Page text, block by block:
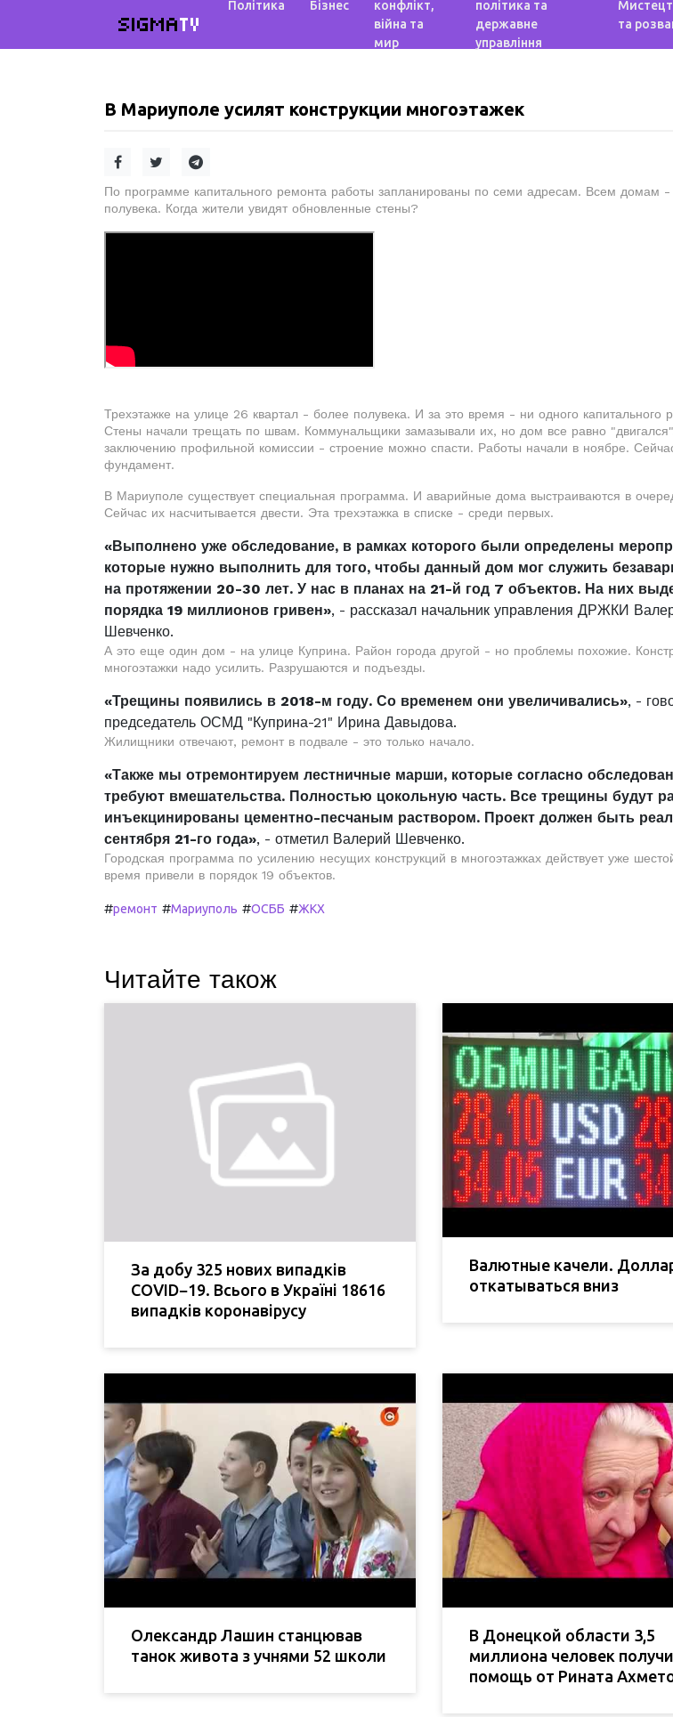
SIGMATV
Політика Бізнес
конфлікт,
війна та
мир
політика та
державне
управління
та
В Мариуполе усилят конструкции многоэтажек
По программе капитального ремонта работы запланированы по семи адресам. Всем домам -
полувека. Когда жители увидят обновленные стены?
Трехэтажке на улице 26 квартал - более полувека. И за это время - ни одного капитального
Стены начали трещать по швам. Коммунальщики замазывали их, но дом все равно
заключению профильной комиссии - строение можно спасти. Работы начали в ноябре.
фундамент.
В Мариуполе существует специальная программа. И аварийные дома выстраиваются в
Сейчас их насчитывается двести. Эта трехэтажка в списке - среди первых.
«Выполнено уже обследование, в рамках которого были определены
которые нужно выполнить для того, чтобы данный дом мог служить
на протяжении 20-30 лет. У нас в планах на 21-й год 7 объектов. На них
порядка 19 миллионов гривен», - рассказал начальник управления ДРЖКИ
Шевченко.
А это еще один дом - на улице Куприна. Район города другой - но проблемы похожие.
многоэтажки надо усилить. Разрушаются и подъезды.
«Трещины появились в 2018-м году. Со временем они увеличивались», -
председатель ОСМД "Куприна-21" Ирина Давыдова.
Жилищники отвечают, ремонт в подвале - это только начало.
«Также мы отремонтируем лестничные марши, которые согласно
требуют вмешательства. Полностью цокольную часть. Все трещины будут
инъекцинированы цементно-песчаным раствором. Проект должен быть
сентября 21-го года», - отметил Валерий Шевченко.
Городская программа по усилению несущих конструкций в многоэтажках действует уже
время привели в порядок 19 объектов.
#ремонт #Мариуполь #ОСББ #ЖКХ
Читайте також
За добу 325 нових випадків
COVID−19. Всього в Україні 18616
випадків коронавірусу
Валютные качели.
откатываться вниз
Олександр Лашин станцював
танок живота з учнями 52 школи
В Донецкой области 3,5
миллиона человек
помощь от Рината